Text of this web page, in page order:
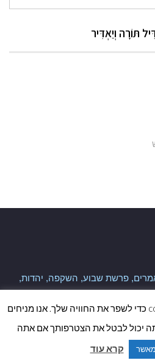
תּוֹרָה וְיַאְדִּיר
פרשת שבוע, השקפה, יהדות,
שמורות לאתר
| קרדיט תמונות
אתר זה משתמש בקובצי cookie כדי לשפר את החוויה שלך. אנו מניחים
יכול לבטל את הצטרפותך אם אתה
מאשר קרא עוד